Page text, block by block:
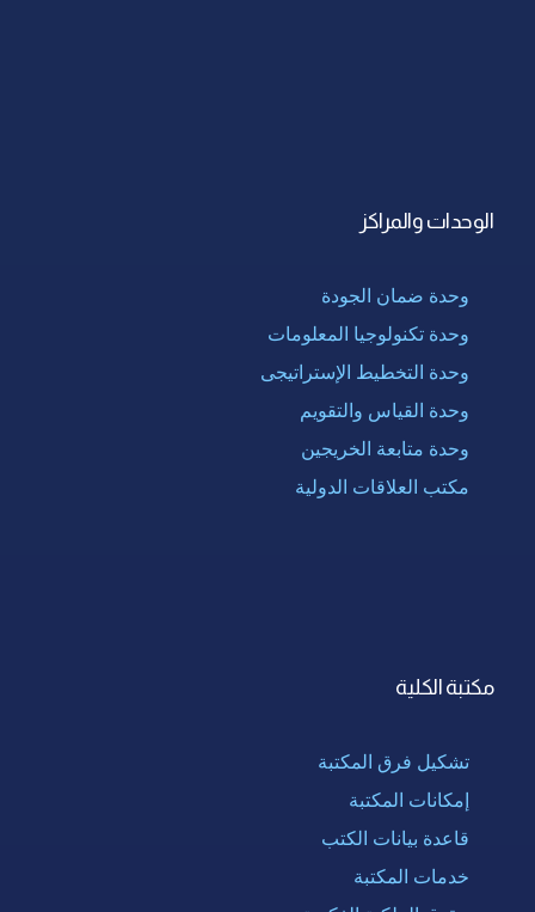
الوحدات والمراكز
وحدة ضمان الجودة
وحدة تكنولوجيا المعلومات
وحدة التخطيط الإستراتيجى
وحدة القياس والتقويم
وحدة متابعة الخريجين
مكتب العلاقات الدولية
مكتبة الكلية
تشكيل فرق المكتبة
إمكانات المكتبة
قاعدة بيانات الكتب
خدمات المكتبة